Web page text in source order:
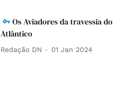
Os Aviadores da travessia do
Atlântico
Redação DN 01 Jan 2024